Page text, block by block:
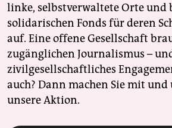
linke, selbstverwaltete Orte und
solidarischen Fonds für deren
auf. Eine offene Gesellschaft
zugänglichen Journalismus –
zivilgesellschaftliches
auch? Dann machen Sie mit
unsere Aktion.